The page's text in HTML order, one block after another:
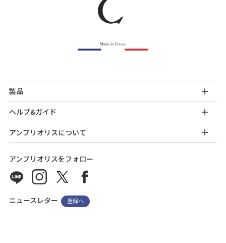
製品
ヘルプ&ガイド
アンブリオリスについて
アンブリオリスをフォロー
ニュースレター 登録へ